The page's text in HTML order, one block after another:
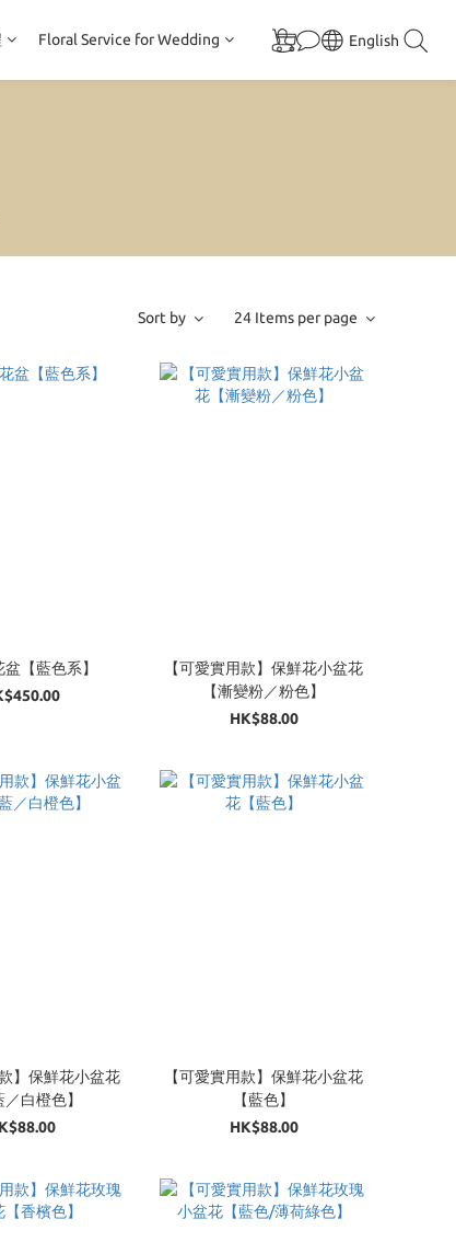
Floral Service for Wedding English
Sort by 24 Items per page
【藍色系】
【可愛實用款】保鮮花小盆花
【漸變粉／粉色】
HK$88.00
】保鮮花小盆花
／白橙色】
【可愛實用款】保鮮花小盆花
【藍色】
HK$88.00